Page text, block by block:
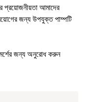
প্রয়োজনীয়তা আমাদের
জন্য উপযুক্ত পাম্পটি
জন্য অনুরোধ করুন